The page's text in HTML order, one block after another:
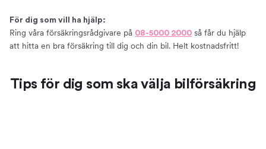
Att tänka på när du ska försäkra din bil
Vanliga misstag att undvika när du ska välja en
Bilmärken och försäkringsbolag
För dig som vill ha hjälp:
Ring våra försäkringsrådgivare på 08-5000 2000 så får du hjälp
att hitta en bra försäkring till dig och din bil. Helt kostnadsfritt!
Tips för dig som ska välja bilförsäkring